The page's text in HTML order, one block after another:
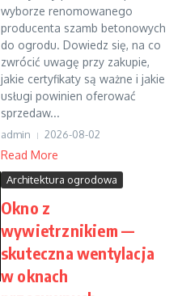
wyborze renomowanego
producenta szamb betonowych
do ogrodu. Dowiedz się, na co
zwrócić uwagę przy zakupie,
jakie certyfikaty są ważne i jakie
usługi powinien oferować
sprzedaw...
admin 2026-08-02
Read More
Architektura ogrodowa
Okno z
wywietrznikiem —
skuteczna wentylacja
w oknach